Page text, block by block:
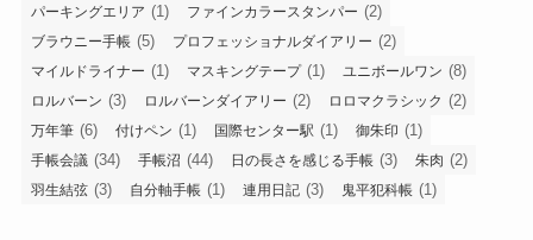
パーキングエリア (1) ファインカラースタンパー (2)
ブラウニー手帳 (5) プロフェッショナルダイアリー (2)
マイルドライナー (1) マスキングテープ(1) ユニボールワン (8)
ロルバーン (3) ロルバーンダイアリー (2) ロロマクラシック (2)
万年筆 (6) 付けペン (1) 国際センター駅 (1) 御朱印 (1)
手帳会議 (34) 手帳沼 (44) 日の長さを感じる手帳 (3) 朱肉 (2)
羽生結弦 (3) 自分軸手帳 (1) 連用日記 (3) 鬼平犯科帳 (1)